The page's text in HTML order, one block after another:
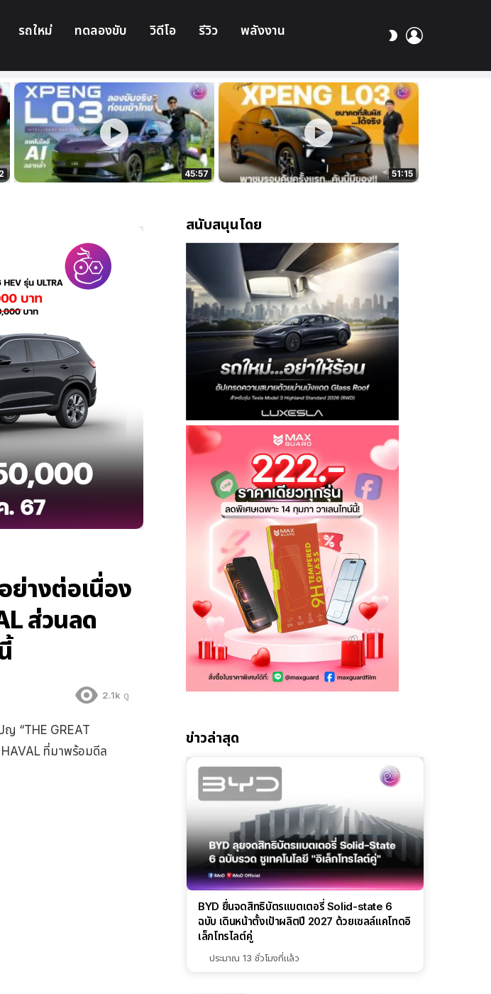
รถใหม่ ทดลองขับ วิดีโอ รีวิว พลังงาน
สลับ
45:57 51:15
ย่างต่อเนื่อง
ส่วนลด
2.1k ดู
ญ “THE GREAT
HAVAL ที่มาพร้อมดีล
สนับสนุนโดย
ข่าวล่าสุด
BYD ยื่นจดสิทธิบัตรแบตเตอรี่ Solid-state 6
ฉบับ เดินหน้าตั้งเป้าผลิตปี 2027 ด้วยเซลล์แคโทดอิ
เล็กโทรไลต์คู่
ประมาณ 13 ชั่วโมงที่แล้ว